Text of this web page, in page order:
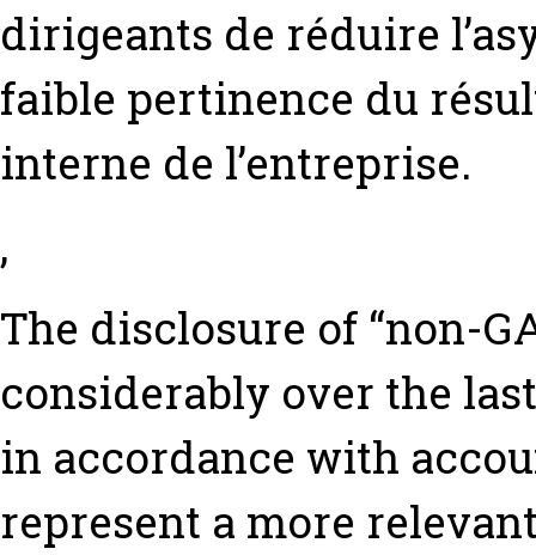
dirigeants de réduire
faible pertinence du
interne de l’entreprise.
,
The disclosure of “non-
considerably over the
in accordance with
represent a more